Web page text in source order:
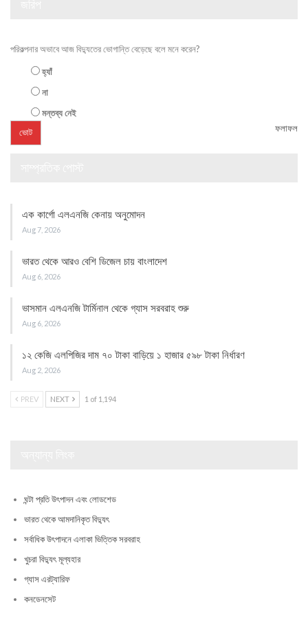
পরিকল্পনার অভাবে আজ বিদ্যুতের ভোগান্তি বেড়েছে বলে মনে করেন?
হ্যাঁ
না
মন্তব্য নেই
ফলাফল
এক কার্গো এলএনজি কেনায় অনুমোদন
Aug 7, 2026
ভারত থেকে আরও বেশি ডিজেল চায় বাংলাদেশ
Aug 6, 2026
ভাসমান এলএনজি টার্মিনাল থেকে গ্যাস সরবরাহ শুরু
Aug 6, 2026
১২ কেজি এলপিজির দাম ৭০ টাকা বাড়িয়ে ১ হাজার ৫৯৮ টাকা নির্ধারণ
Aug 2, 2026
PREV NEXT 1 of 1,194
ঘন্টা প্রতি উৎপাদন এবং লোডশেড
ভারত থেকে আমদানিকৃত বিদ্যুৎ
সর্বাধিক উৎপাদনে এলাকা ভিত্তিক সরবরাহ
খুচরা বিদ্যুৎ মূল্যহার
গ্যাস এরট্যারিফ
কনডেনসেট